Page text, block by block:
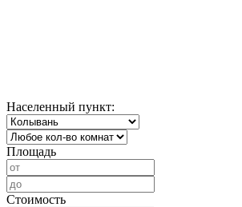
Населенный пункт:
Площадь
Стоимость